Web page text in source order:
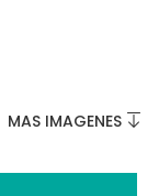
MAS IMAGENES